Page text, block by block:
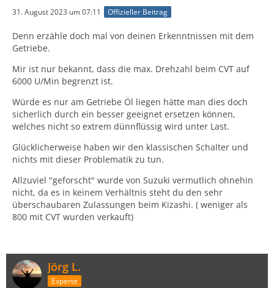
31. August 2023 um 07:11 Offizieller Beitrag
Denn erzähle doch mal von deinen Erkenntnissen mit dem
Getriebe.
Mir ist nur bekannt, dass die max. Drehzahl beim CVT auf
6000 U/Min begrenzt ist.
Würde es nur am Getriebe Öl liegen hätte man dies doch
sicherlich durch ein besser geeignet ersetzen können,
welches nicht so extrem dünnflüssig wird unter Last.
Glücklicherweise haben wir den klassischen Schalter und
nichts mit dieser Problematik zu tun.
Allzuviel "geforscht" wurde von Suzuki vermutlich ohnehin
nicht, da es in keinem Verhältnis steht du den sehr
überschaubaren Zulassungen beim Kizashi. ( weniger als
800 mit CVT wurden verkauft)
Jörg L.
Experte